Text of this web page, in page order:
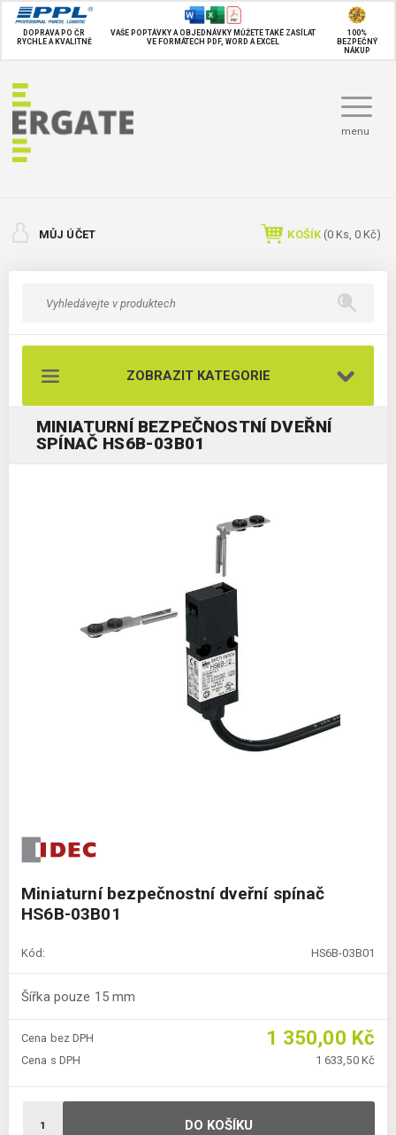
DOPRAVA PO ČR
RYCHLE A KVALITNĚ
VAŠE POPTÁVKY A OBJEDNÁVKY MŮŽETE TAKÉ ZASÍLAT
VE FORMÁTECH PDF, WORD A EXCEL
100%
BEZPEČNÝ
NÁKUP
menu
MŮJ ÚČET KOŠÍK (0 Ks, 0 Kč)
ZOBRAZIT KATEGORIE
MINIATURNÍ BEZPEČNOSTNÍ DVEŘNÍ
SPÍNAČ HS6B-03B01
Miniaturní bezpečnostní dveřní spínač
HS6B-03B01
Kód: HS6B-03B01
Šířka pouze 15 mm
Cena bez DPH 1 350,00 Kč
Cena s DPH 1 633,50 Kč
DO KOŠÍKU